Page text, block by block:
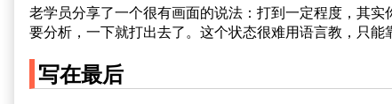
老学员分享了一个很有画面的说法：打到一定程度，其
要分析，一下就打出去了。这个状态很难用语言教，只能
写在最后